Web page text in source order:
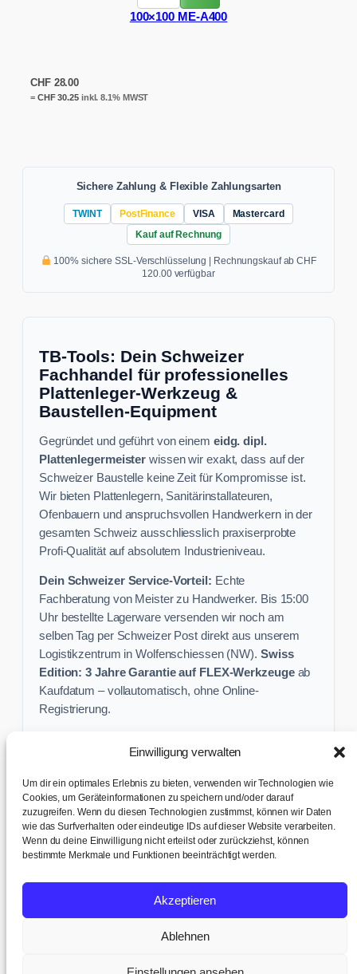
Einwilligung verwalten
Um dir ein optimales Erlebnis zu bieten, verwenden wir Technologien wie
Cookies, um Geräteinformationen zu speichern und/oder darauf
zuzugreifen. Wenn du diesen Technologien zustimmst, können wir Daten
wie das Surfverhalten oder eindeutige IDs auf dieser Website verarbeiten.
Wenn du deine Einwilligung nicht erteilst oder zurückziehst, können
bestimmte Merkmale und Funktionen beeinträchtigt werden.
Akzeptieren
Ablehnen
100×100 ME-A400
CHF28.00
= CHF30.25inkl. 8.1% MWST
Sichere Zahlung & Flexible Zahlungsarten
TWINT PostFinance VISA
Mastercard
Kauf auf Rechnung
100% sichere SSL-Verschlüsselung | Rechnungskauf ab CHF
120.00 verfügbar
TB-Tools: Dein Schweizer
Fachhandel für professionelles
Plattenleger-Werkzeug &
Baustellen-Equipment
Gegründet und geführt von einem eidg. dipl.
Plattenlegermeister wissen wir exakt, dass auf der
Schweizer Baustelle keine Zeit für Kompromisse ist.
Wir bieten Plattenlegern, Sanitärinstallateuren,
Ofenbauern und anspruchsvollen Handwerkern in der
gesamten Schweiz ausschliesslich praxiserprobte
Profi-Qualität auf absolutem Industrieniveau.
Dein Schweizer Service-Vorteil: Echte
Fachberatung von Meister zu Handwerker. Bis 15:00
Uhr bestellte Lagerware versenden wir noch am
selben Tag per Schweizer Post direkt aus unserem
Logistikzentrum in Wolfenschiessen (NW). Swiss
Edition: 3 Jahre Garantie auf FLEX-Werkzeugeab
Kaufdatum – vollautomatisch, ohne Online-
Registrierung.
Sichere dir exklusive Angebote und praktische
Baustellen-Tipps direkt in dein Postfach.
✉ Zur Anmeldung
Versand & Abholung |Cookie-Richtlinie